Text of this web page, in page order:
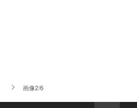
画像2/6